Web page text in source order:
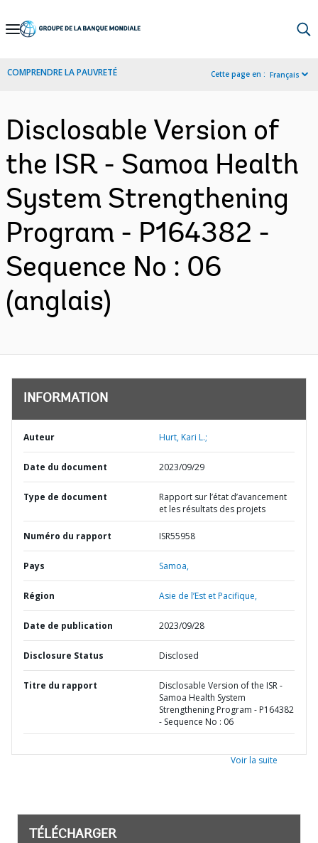
Skip
Navigation
COMPRENDRE LA PAUVRETÉ Cette page en : Français
Disclosable Version of
the ISR - Samoa Health
System Strengthening
Program - P164382 -
Sequence No : 06
(anglais)
INFORMATION
Auteur Hurt, Kari L.;
Date du document 2023/09/29
Type de document
Rapport sur l’état d’avancement
et les résultats des projets
Numéro du rapport ISR55958
Pays Samoa,
Région Asie de l’Est et Pacifique,
Date de publication 2023/09/28
Disclosure Status Disclosed
Titre du rapport
Disclosable Version of the ISR -
Samoa Health System
Strengthening Program - P164382
- Sequence No : 06
Voir la suite
TÉLÉCHARGER